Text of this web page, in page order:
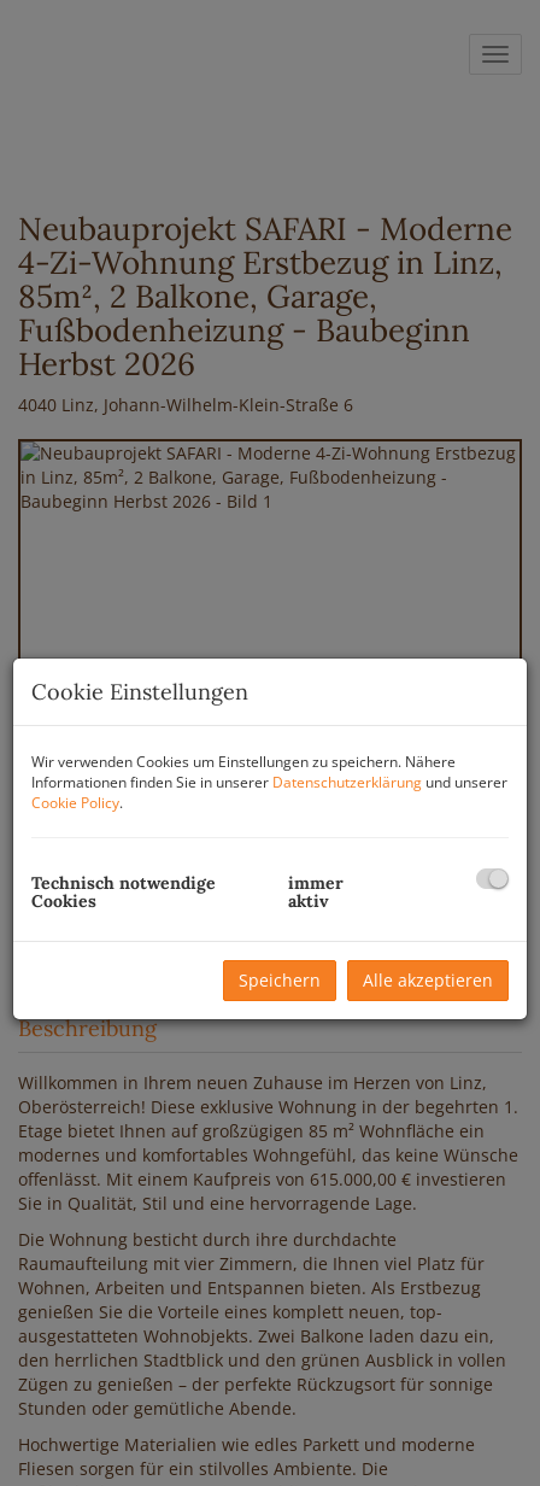
Neubauprojekt SAFARI - Moderne
4-Zi-Wohnung Erstbezug in Linz,
85m², 2 Balkone, Garage,
Fußbodenheizung - Baubeginn
Herbst 2026
4040 Linz, Johann-Wilhelm-Klein-Straße 6
Beschreibung
Willkommen in Ihrem neuen Zuhause im Herzen von Linz,
Oberösterreich! Diese exklusive Wohnung in der begehrten 1.
Etage bietet Ihnen auf großzügigen 85 m² Wohnfläche ein
modernes und komfortables Wohngefühl, das keine Wünsche
offenlässt. Mit einem Kaufpreis von 615.000,00 € investieren
Sie in Qualität, Stil und eine hervorragende Lage.
Die Wohnung besticht durch ihre durchdachte
Raumaufteilung mit vier Zimmern, die Ihnen viel Platz für
Wohnen, Arbeiten und Entspannen bieten. Als Erstbezug
genießen Sie die Vorteile eines komplett neuen, top-
ausgestatteten Wohnobjekts. Zwei Balkone laden dazu ein,
den herrlichen Stadtblick und den grünen Ausblick in vollen
Zügen zu genießen – der perfekte Rückzugsort für sonnige
Stunden oder gemütliche Abende.
Hochwertige Materialien wie edles Parkett und moderne
Fliesen sorgen für ein stilvolles Ambiente. Die
Cookie Einstellungen
Wir verwenden Cookies um Einstellungen zu speichern. Nähere
Informationen finden Sie in unserer Datenschutzerklärung und unserer
Cookie Policy.
Technisch notwendige
Cookies
immer
aktiv
Speichern Alle akzeptieren